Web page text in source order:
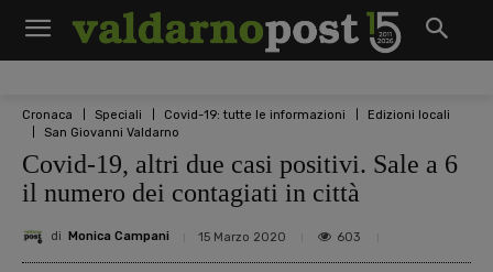
Cronaca Speciali Covid-19: tutte le informazioni
Edizioni locali
San Giovanni Valdarno
Covid-19, altri due casi positivi. Sale a 6
il numero dei contagiati in città
di Monica Campani 15 Marzo 2020 603